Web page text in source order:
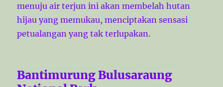
menuju air terjun ini akan membelah hutan
hijau yang memukau, menciptakan sensasi
petualangan yang tak terlupakan.
Bantimurung Bulusaraung